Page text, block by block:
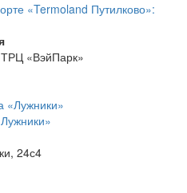
«Termoland Путилково»:
«ВэйПарк»
24с4